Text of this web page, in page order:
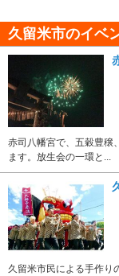
久留米市のイベ
赤司八幡宮で、五穀豊穣
ます。放生会の一環と...
久留米市民による手作り